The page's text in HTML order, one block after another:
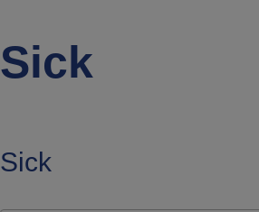
Sick
Sick